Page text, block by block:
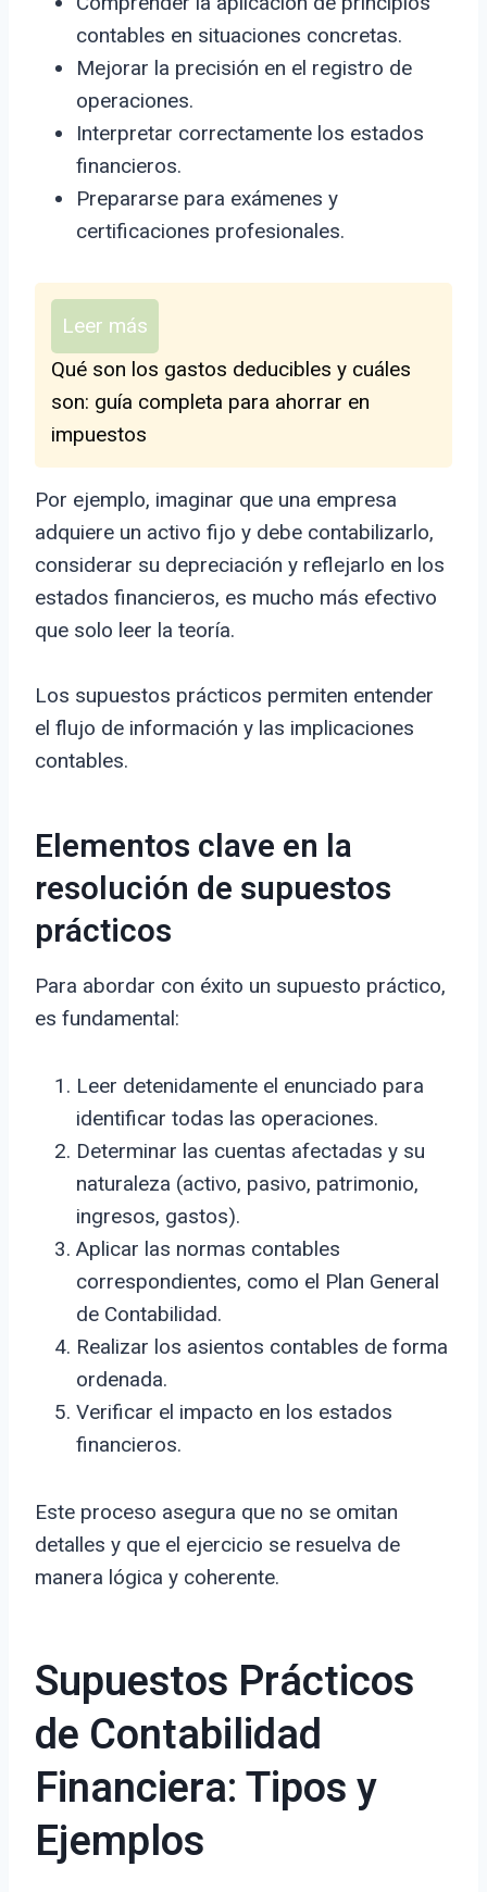
contables en situaciones concretas.
Mejorar la precisión en el registro de
operaciones.
Interpretar correctamente los estados
financieros.
Prepararse para exámenes y
certificaciones profesionales.
Leer más
Qué son los gastos deducibles y cuáles
son: guía completa para ahorrar en
impuestos
Por ejemplo, imaginar que una empresa
adquiere un activo fijo y debe contabilizarlo,
considerar su depreciación y reflejarlo en los
estados financieros, es mucho más efectivo
que solo leer la teoría.
Los supuestos prácticos permiten entender
el flujo de información y las implicaciones
contables.
Elementos clave en la
resolución de supuestos
prácticos
Para abordar con éxito un supuesto práctico,
es fundamental:
Leer detenidamente el enunciado para
identificar todas las operaciones.
Determinar las cuentas afectadas y su
naturaleza (activo, pasivo, patrimonio,
ingresos, gastos).
Aplicar las normas contables
correspondientes, como el Plan General
de Contabilidad.
Realizar los asientos contables de forma
ordenada.
Verificar el impacto en los estados
financieros.
Este proceso asegura que no se omitan
detalles y que el ejercicio se resuelva de
manera lógica y coherente.
Supuestos Prácticos
de Contabilidad
Financiera: Tipos y
Ejemplos